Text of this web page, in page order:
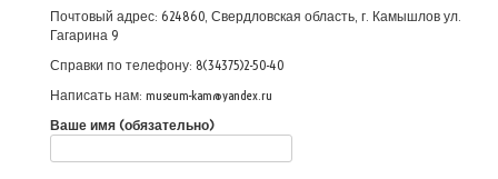
Почтовый адрес: 624860, Свердловская область, г. Камышлов ул.
Гагарина 9
Справки по телефону: 8(34375)2-50-40
Написать нам: museum-kam@yandex.ru
Ваше имя (обязательно)